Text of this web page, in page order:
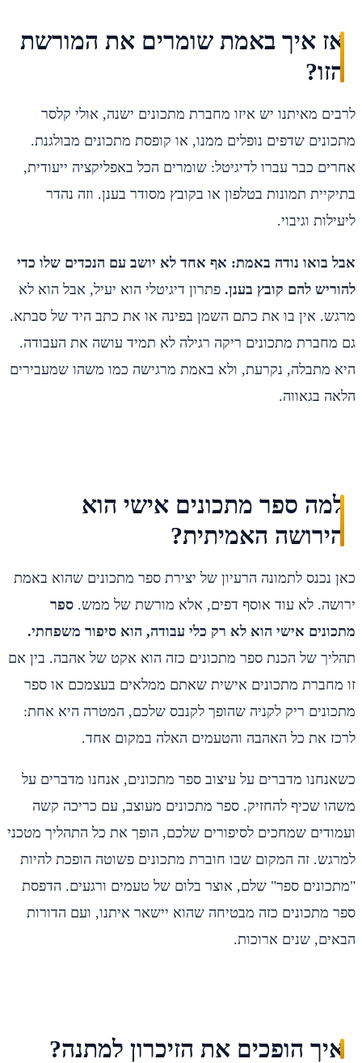
אז איך באמת שומרים את המורשת
הזו?
לרבים מאיתנו יש איזו מחברת מתכונים ישנה, אולי קלסר
מתכונים שדפים נופלים ממנו, או קופסת מתכונים מבולגנת.
אחרים כבר עברו לדיגיטל: שומרים הכל באפליקציה ייעודית,
בתיקיית תמונות בטלפון או בקובץ מסודר בענן. וזה נהדר
ליעילות וגיבוי.
אבל בואו נודה באמת: אף אחד לא יושב עם הנכדים שלו כדי
להוריש להם קובץ בענן. פתרון דיגיטלי הוא יעיל, אבל הוא לא
מרגש. אין בו את כתם השמן בפינה או את כתב היד של סבתא.
גם מחברת מתכונים ריקה רגילה לא תמיד עושה את העבודה.
היא מתבלה, נקרעת, ולא באמת מרגישה כמו משהו שמעבירים
הלאה בגאווה.
למה ספר מתכונים אישי הוא
הירושה האמיתית?
כאן נכנס לתמונה הרעיון של יצירת ספר מתכונים שהוא באמת
ירושה. לא עוד אוסף דפים, אלא מורשת של ממש. ספר
מתכונים אישי הוא לא רק כלי עבודה, הוא סיפור משפחתי.
תהליך של הכנת ספר מתכונים כזה הוא אקט של אהבה. בין אם
זו מחברת מתכונים אישית שאתם ממלאים בעצמכם או ספר
מתכונים ריק לקניה שהופך לקנבס שלכם, המטרה היא אחת:
לרכז את כל האהבה והטעמים האלה במקום אחד.
כשאנחנו מדברים על עיצוב ספר מתכונים, אנחנו מדברים על
משהו שכיף להחזיק. ספר מתכונים מעוצב, עם כריכה קשה
ועמודים שמחכים לסיפורים שלכם, הופך את כל התהליך מטכני
למרגש. זה המקום שבו חוברת מתכונים פשוטה הופכת להיות
"מתכונים ספר" שלם, אוצר בלום של טעמים ורגעים. הדפסת
ספר מתכונים כזה מבטיחה שהוא יישאר איתנו, ועם הדורות
הבאים, שנים ארוכות.
איך הופכים את הזיכרון למתנה?